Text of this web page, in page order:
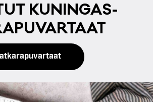
KU­NIN­GAS-